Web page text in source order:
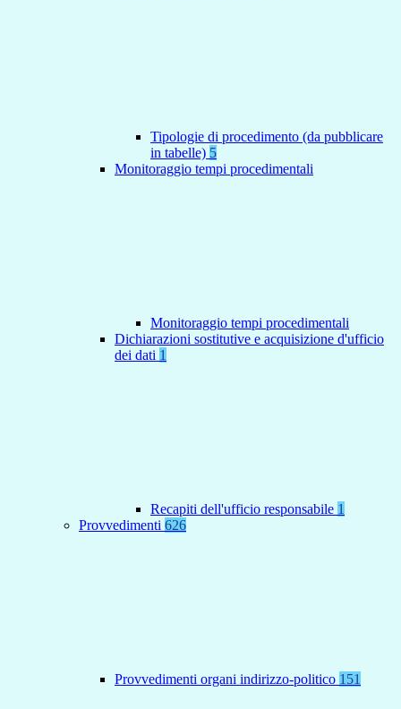
Tipologie di procedimento (da pubblicare
in tabelle) 5
Monitoraggio tempi procedimentali
Monitoraggio tempi procedimentali
Dichiarazioni sostitutive e acquisizione d'ufficio
dei dati 1
Recapiti dell'ufficio responsabile 1
Provvedimenti 626
Provvedimenti organi indirizzo-politico 151